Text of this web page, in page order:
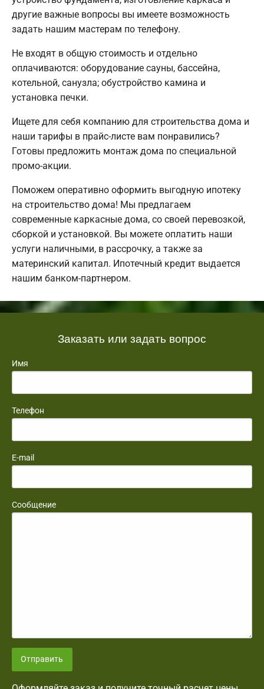
другие важные вопросы вы имеете возможность
задать нашим мастерам по телефону.
Не входят в общую стоимость и отдельно
оплачиваются: оборудование сауны, бассейна,
котельной, санузла; обустройство камина и
установка печки.
Ищете для себя компанию для строительства дома и
наши тарифы в прайс-листе вам понравились?
Готовы предложить монтаж дома по специальной
промо-акции.
Поможем оперативно оформить выгодную ипотеку
на строительство дома! Мы предлагаем
современные каркасные дома, со своей перевозкой,
сборкой и установкой. Вы можете оплатить наши
услуги наличными, в рассрочку, а также за
материнский капитал. Ипотечный кредит выдается
нашим банком-партнером.
Заказать или задать вопрос
Имя
Телефон
E-mail
Сообщение
Отправить